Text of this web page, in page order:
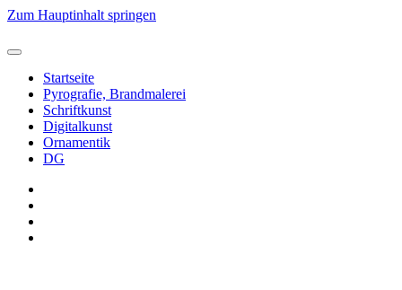
Zum Hauptinhalt springen
Startseite
Pyrografie, Brandmalerei
Schriftkunst
Digitalkunst
Ornamentik
DG